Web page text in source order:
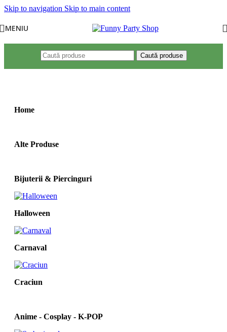
Skip to navigation Skip to main content
MENIU
Caută produse
Prima pagină/ Produse etichetate „supergirl”
Home
Alte Produse
Bijuterii & Piercinguri
Halloween
Carnaval
Craciun
Anime - Cosplay - K‑POP